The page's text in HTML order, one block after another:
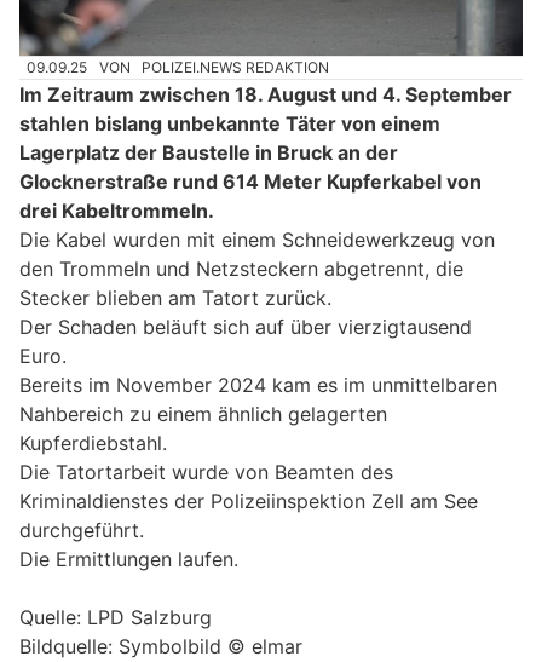
09.09.25 VON POLIZEI.NEWS REDAKTION
Im Zeitraum zwischen 18. August und 4. September
stahlen bislang unbekannte Täter von einem
Lagerplatz der Baustelle in Bruck an der
Glocknerstraße rund 614 Meter Kupferkabel von
drei Kabeltrommeln.
Die Kabel wurden mit einem Schneidewerkzeug von
den Trommeln und Netzsteckern abgetrennt, die
Stecker blieben am Tatort zurück.
Der Schaden beläuft sich auf über vierzigtausend
Euro.
Bereits im November 2024 kam es im unmittelbaren
Nahbereich zu einem ähnlich gelagerten
Kupferdiebstahl.
Die Tatortarbeit wurde von Beamten des
Kriminaldienstes der Polizeiinspektion Zell am See
durchgeführt.
Die Ermittlungen laufen.
Quelle: LPD Salzburg
Bildquelle: Symbolbild © elmar